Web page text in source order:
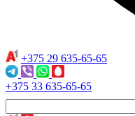
+375 29 635-65-65
+375 33 635-65-65